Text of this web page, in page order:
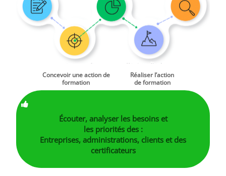
Concevoir une action de
formation
Réaliser l’action
de formation
Écouter, analyser les besoins et
les priorités des :
Entreprises, administrations, clients et des
certificateurs